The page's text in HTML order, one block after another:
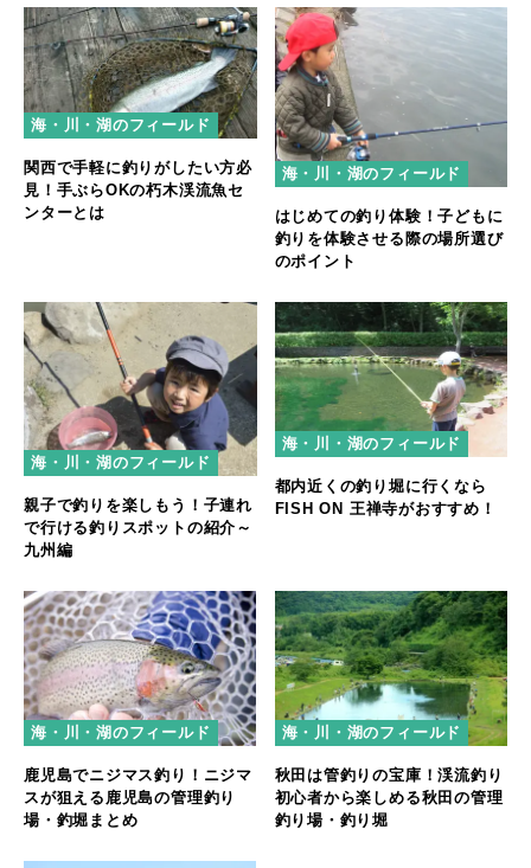
海・川・湖のフィールド
関西で手軽に釣りがしたい方必
見！手ぶらOKの朽木渓流魚セ
ンターとは
海・川・湖のフィールド
はじめての釣り体験！子どもに
釣りを体験させる際の場所選び
のポイント
海・川・湖のフィールド
親子で釣りを楽しもう！子連れ
で行ける釣りスポットの紹介～
九州編
海・川・湖のフィールド
都内近くの釣り堀に行くなら
FISH ON 王禅寺がおすすめ！
海・川・湖のフィールド
鹿児島でニジマス釣り！ニジマ
スが狙える鹿児島の管理釣り
場・釣堀まとめ
海・川・湖のフィールド
秋田は管釣りの宝庫！渓流釣り
初心者から楽しめる秋田の管理
釣り場・釣り堀